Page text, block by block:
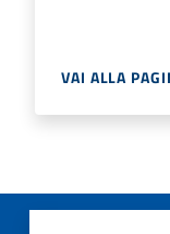
VAI ALLA